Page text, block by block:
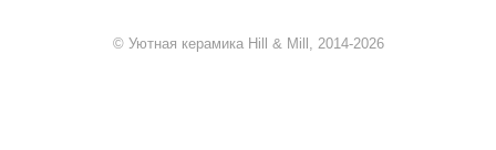
© Уютная керамика Hill & Mill, 2014-2026